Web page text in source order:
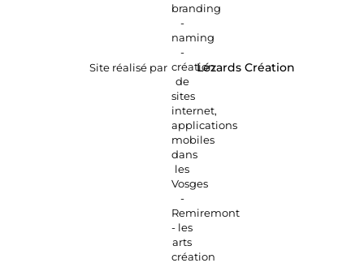
Site réalisé par Lézards Création